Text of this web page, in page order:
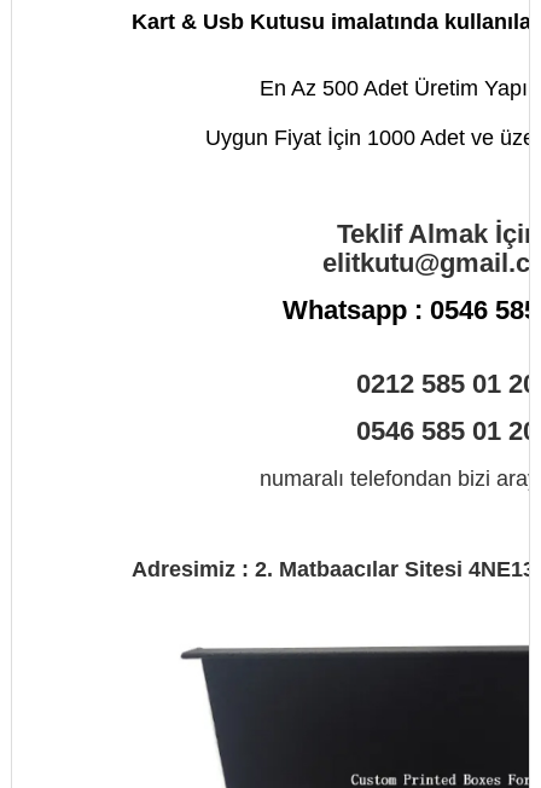
Kart & Usb Kutusu imalatında
En Az 500 Adet Üretim
Uygun Fiyat İçin 1000 Adet ve
Teklif Almak
Whatsapp : 0546
0212 585 01 20
0546 585 01 20
numaralı telefondan bizi
Adresimiz : 2. Matbaacılar Sitesi 4NE13